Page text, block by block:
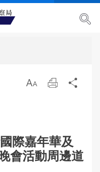
放 列
際嘉年華及
會活動周邊道